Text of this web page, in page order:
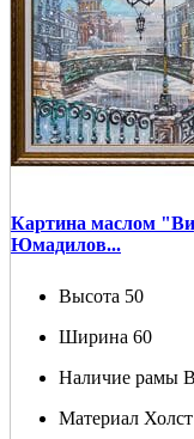
Картина маслом
Юмадилов...
Высота 50
Ширина 60
Наличие рамы
Материал Холст